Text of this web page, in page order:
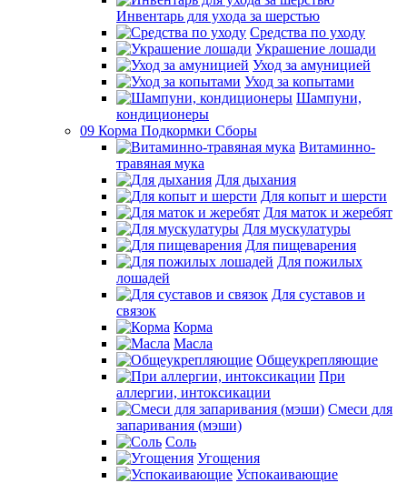
Инвентарь для ухода за шерстью
Средства по уходу
Украшение лошади
Уход за амуницией
Уход за копытами
Шампуни,
кондиционеры
09 Корма Подкормки Сборы
Витаминно-
травяная мука
Для дыхания
Для копыт и шерсти
Для маток и жеребят
Для мускулатуры
Для пищеварения
Для пожилых
лошадей
Для суставов и
связок
Корма
Масла
Общеукрепляющие
При
аллергии, интоксикации
Смеси для
запаривания (мэши)
Соль
Угощения
Успокаивающие